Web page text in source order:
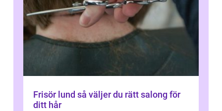
Frisör lund så väljer du rätt salong för
ditt hår